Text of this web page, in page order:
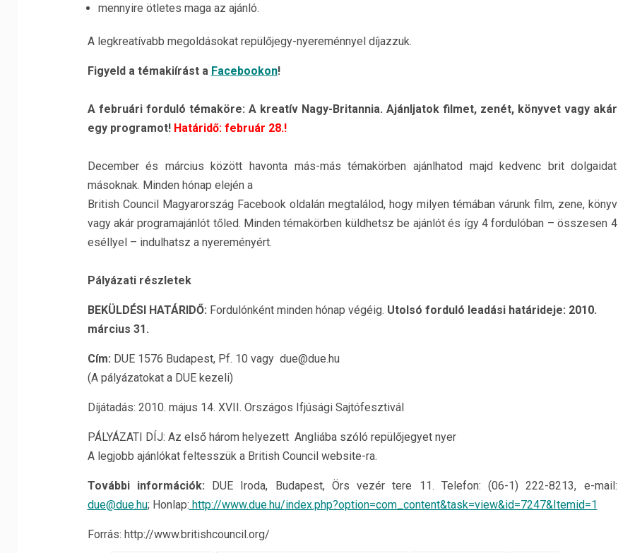
mennyire ötletes maga az ajánló.
A legkreatívabb megoldásokat repülőjegy-nyereménnyel díjazzuk.
Figyeld a témakiírást a Facebookon!
A februári forduló témaköre: A kreatív Nagy-Britannia. Ajánljatok filmet, zenét, könyvet vagy akár
egy programot! Határidő: február 28.!
December és március között havonta más-más témakörben ajánlhatod majd kedvenc brit dolgaidat
másoknak. Minden hónap elején a
British Council Magyarország Facebook oldalán megtalálod, hogy milyen témában várunk film, zene, könyv
vagy akár programajánlót tőled. Minden témakörben küldhetsz be ajánlót és így 4 fordulóban – összesen 4
eséllyel – indulhatsz a nyereményért.
Pályázati részletek
BEKÜLDÉSI HATÁRIDŐ: Fordulónként minden hónap végéig. Utolsó forduló leadási határideje: 2010.
március 31.
Cím: DUE 1576 Budapest, Pf. 10 vagy due@due.hu
(A pályázatokat a DUE kezeli)
Díjátadás: 2010. május 14. XVII. Országos Ifjúsági Sajtófesztivál
PÁLYÁZATI DÍJ: Az első három helyezett Angliába szóló repülőjegyet nyer
A legjobb ajánlókat feltesszük a British Council website-ra.
További információk: DUE Iroda, Budapest, Örs vezér tere 11. Telefon: (06-1) 222-8213, e-mail:
due@due.hu; Honlap: http://www.due.hu/index.php?option=com_content&task=view&id=7247&Itemid=1
Forrás: http://www.britishcouncil.org/